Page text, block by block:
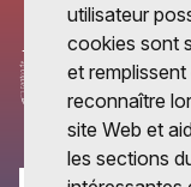
utilisateur
cookies sont
et
reconnaître
site Web et
les sections